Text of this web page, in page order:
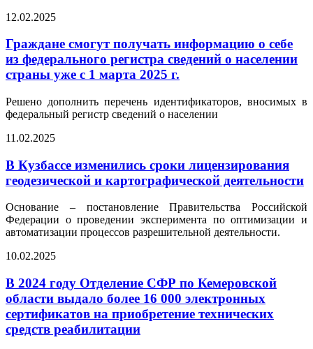
12.02.2025
Граждане смогут получать информацию о себе
из федерального регистра сведений о населении
страны уже с 1 марта 2025 г.
Решено дополнить перечень идентификаторов, вносимых в
федеральный регистр сведений о населении
11.02.2025
В Кузбассе изменились сроки лицензирования
геодезической и картографической деятельности
Основание – постановление Правительства Российской
Федерации о проведении эксперимента по оптимизации и
автоматизации процессов разрешительной деятельности.
10.02.2025
В 2024 году Отделение СФР по Кемеровской
области выдало более 16 000 электронных
сертификатов на приобретение технических
средств реабилитации